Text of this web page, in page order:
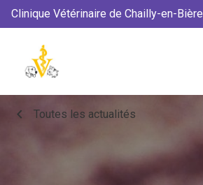
Clinique Vétérinaire de Chailly-en-Bière
chevron_left Toutes les actualités